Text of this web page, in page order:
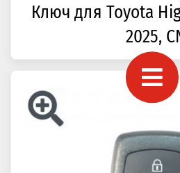
Ключ для Toyota
2025,